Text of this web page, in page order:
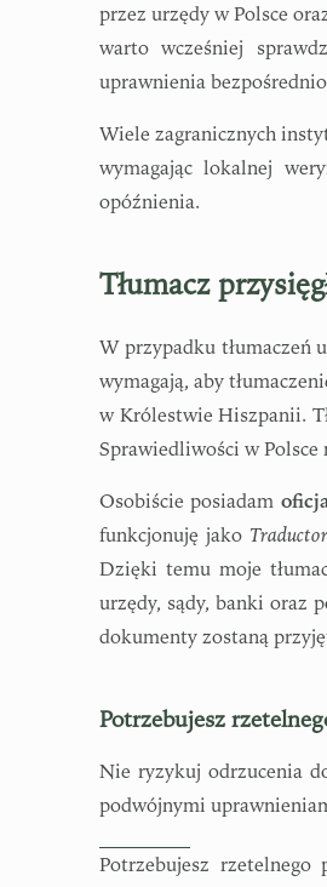
przez urzędy w Polsce
warto wcześniej
uprawnienia
Wiele zagranicznych
wymagając lokalnej
opóźnienia.
Tłumacz
W przypadku tłumaczeń
wymagają, aby
w Królestwie Hiszpanii.
Sprawiedliwości w Polsce
Osobiście posiadam
funkcjonuję jako
Dzięki temu moje
urzędy, sądy, banki oraz
dokumenty zostaną
Potrzebujesz
Nie ryzykuj odrzucenia
podwójnymi
Potrzebujesz rzetelnego